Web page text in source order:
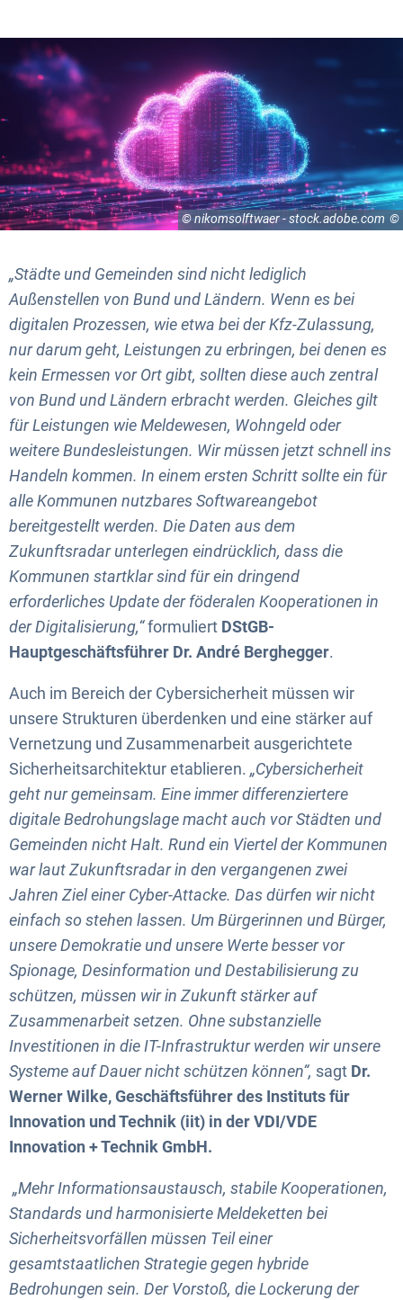
© nikomsolftwaer - stock.adobe.com
„Städte und Gemeinden sind nicht lediglich
Außenstellen von Bund und Ländern. Wenn es bei
digitalen Prozessen, wie etwa bei der Kfz-Zulassung,
nur darum geht, Leistungen zu erbringen, bei denen es
kein Ermessen vor Ort gibt, sollten diese auch zentral
von Bund und Ländern erbracht werden. Gleiches gilt
für Leistungen wie Meldewesen, Wohngeld oder
weitere Bundesleistungen. Wir müssen jetzt schnell ins
Handeln kommen. In einem ersten Schritt sollte ein für
alle Kommunen nutzbares Softwareangebot
bereitgestellt werden. Die Daten aus dem
Zukunftsradar unterlegen eindrücklich, dass die
Kommunen startklar sind für ein dringend
erforderliches Update der föderalen Kooperationen in
der Digitalisierung,“formuliert DStGB-
Hauptgeschäftsführer Dr. André Berghegger.
Auch im Bereich der Cybersicherheit müssen wir
unsere Strukturen überdenken und eine stärker auf
Vernetzung und Zusammenarbeit ausgerichtete
Sicherheitsarchitektur etablieren. „Cybersicherheit
geht nur gemeinsam. Eine immer differenziertere
digitale Bedrohungslage macht auch vor Städten und
Gemeinden nicht Halt. Rund ein Viertel der Kommunen
war laut Zukunftsradar in den vergangenen zwei
Jahren Ziel einer Cyber-Attacke. Das dürfen wir nicht
einfach so stehen lassen. Um Bürgerinnen und Bürger,
unsere Demokratie und unsere Werte besser vor
Spionage, Desinformation und Destabilisierung zu
schützen, müssen wir in Zukunft stärker auf
Zusammenarbeit setzen. Ohne substanzielle
Investitionen in die IT-Infrastruktur werden wir unsere
Systeme auf Dauer nicht schützen können“, sagt Dr.
Werner Wilke, Geschäftsführer des Instituts für
Innovation und Technik (iit) in der VDI/VDE
Innovation + Technik GmbH.
„Mehr Informationsaustausch, stabile Kooperationen,
Standards und harmonisierte Meldeketten bei
Sicherheitsvorfällen müssen Teil einer
gesamtstaatlichen Strategie gegen hybride
Bedrohungen sein. Der Vorstoß, die Lockerung der